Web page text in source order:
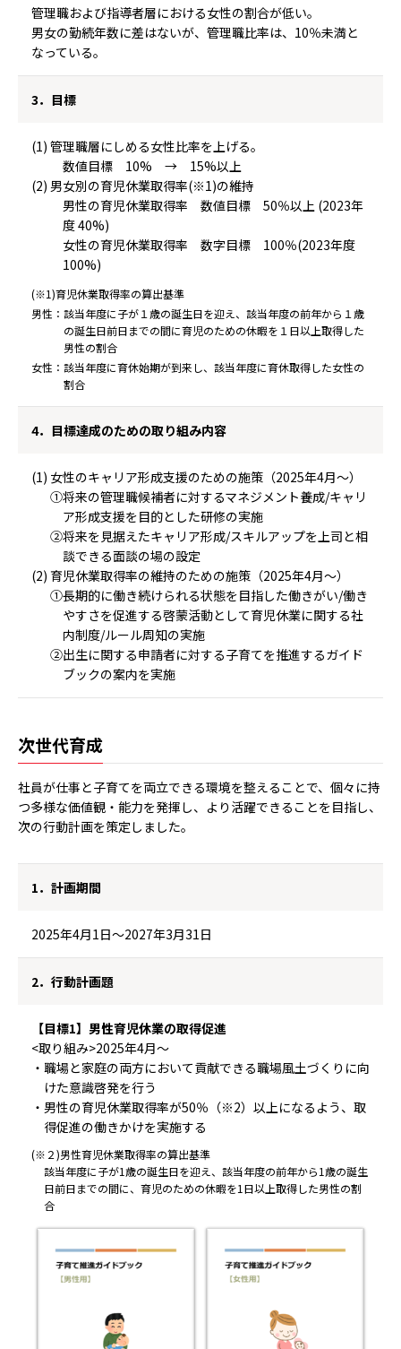
管理職および指導者層における女性の割合が低い。
男女の勤続年数に差はないが、管理職比率は、10％未満と
なっている。
3．目標
(1) 管理職層にしめる女性比率を上げる。
数値目標 10% → 15%以上
(2) 男女別の育児休業取得率(※1)の維持
男性の育児休業取得率 数値目標 50％以上 (2023年
度 40%)
女性の育児休業取得率 数字目標 100％(2023年度
100%)
(※1)育児休業取得率の算出基準
男性：該当年度に子が１歳の誕生日を迎え、該当年度の前年から１歳
の誕生日前日までの間に育児のための休暇を１日以上取得した
男性の割合
女性：該当年度に育休始期が到来し、該当年度に育休取得した女性の
割合
4．目標達成のための取り組み内容
(1) 女性のキャリア形成支援のための施策（2025年4月～）
①将来の管理職候補者に対するマネジメント養成/キャリ
ア形成支援を目的とした研修の実施
②将来を見据えたキャリア形成/スキルアップを上司と相
談できる面談の場の設定
(2) 育児休業取得率の維持のための施策（2025年4月～）
①長期的に働き続けられる状態を目指した働きがい/働き
やすさを促進する啓蒙活動として育児休業に関する社
内制度/ルール周知の実施
②出生に関する申請者に対する子育てを推進するガイド
ブックの案内を実施
次世代育成
社員が仕事と子育てを両立できる環境を整えることで、個々に持
つ多様な価値観・能力を発揮し、より活躍できることを目指し、
次の行動計画を策定しました。
1．計画期間
2025年4月1日～2027年3月31日
2．行動計画題
【目標1】男性育児休業の取得促進
<取り組み>2025年4月～
・職場と家庭の両方において貢献できる職場風土づくりに向
けた意識啓発を行う
・男性の育児休業取得率が50％（※2）以上になるよう、取
得促進の働きかけを実施する
(※２)男性育児休業取得率の算出基準
該当年度に子が1歳の誕生日を迎え、該当年度の前年から1歳の誕生
日前日までの間に、育児のための休暇を1日以上取得した男性の割
合